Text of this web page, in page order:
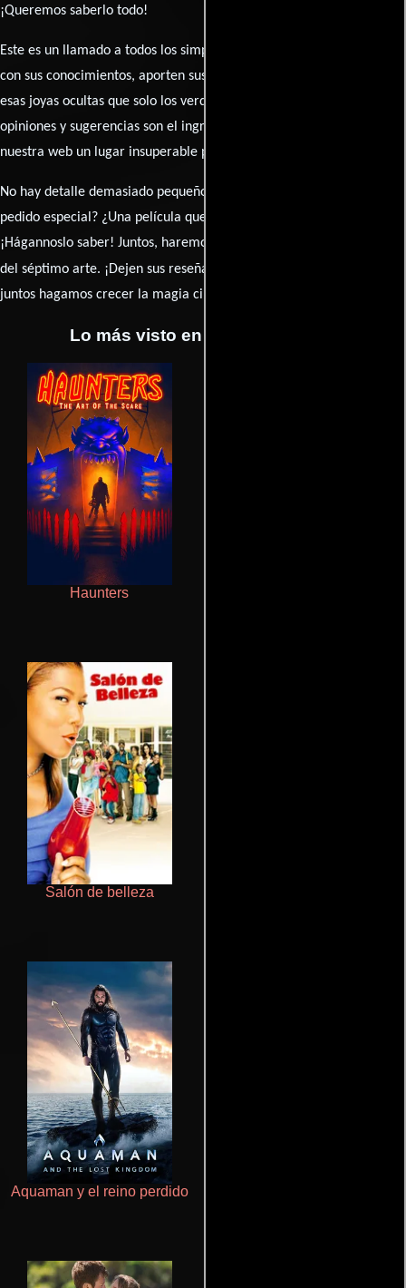
¡Queremos saberlo todo!
Este es un llamado a todos los simpatizantes del cine: contribuyan
con sus conocimientos, aporten sus descubrimientos y compartan
esas joyas ocultas que solo los verdaderos fanáticos conocen. Sus
opiniones y sugerencias son el ingrediente secreto que hará de
nuestra web un lugar insuperable para los amantes del celuloide.
No hay detalle demasiado pequeño ni opinión insignificante. ¿Algún
pedido especial? ¿Una película que sueñas con ver reseñada?
¡Hágannoslo saber! Juntos, haremos de esta comunidad el epicentro
del séptimo arte. ¡Dejen sus reseña en la
juntos hagamos crecer la magia cinematográfica!
Lo más visto en Cineyseries.net
Haunters
Salón de belleza
Aquaman y el reino perdido